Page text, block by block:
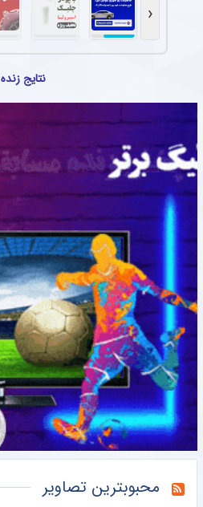
‹
نتایج زنده
محبوبترین تصاویر